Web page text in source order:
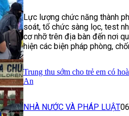
Lực lượng chức năng thành
soát, tổ chức sàng lọc, test
cơ nhỡ trên địa bàn đến nơi
hiện các biện pháp phòng,
Trung thu sớm cho trẻ em có
An
NHÀ NƯỚC VÀ PHÁP LUẬT